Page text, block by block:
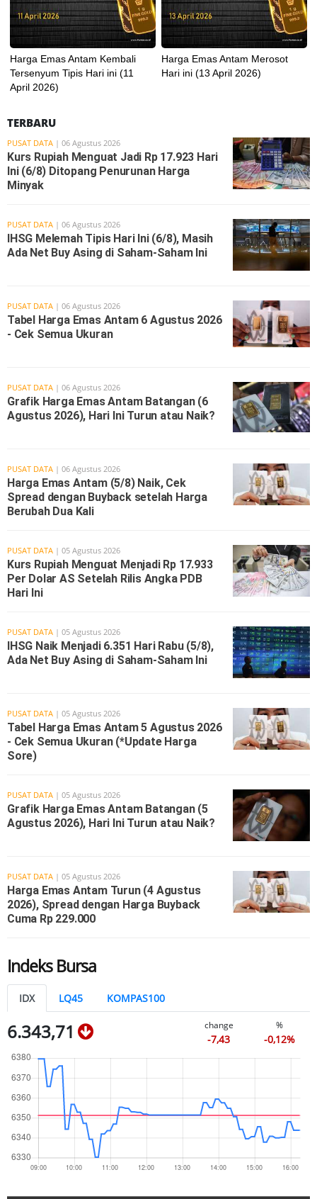
Harga Emas Antam Kembali
Tersenyum Tipis Hari ini (11
April 2026)
Harga Emas Antam Merosot
Hari ini (13 April 2026)
TERBARU
PUSAT DATA | 06 Agustus 2026
Kurs Rupiah Menguat Jadi Rp 17.923 Hari
Ini (6/8) Ditopang Penurunan Harga
Minyak
PUSAT DATA | 06 Agustus 2026
IHSG Melemah Tipis Hari Ini (6/8), Masih
Ada Net Buy Asing di Saham-Saham Ini
PUSAT DATA | 06 Agustus 2026
Tabel Harga Emas Antam 6 Agustus 2026
- Cek Semua Ukuran
PUSAT DATA | 06 Agustus 2026
Grafik Harga Emas Antam Batangan (6
Agustus 2026), Hari Ini Turun atau Naik?
PUSAT DATA | 06 Agustus 2026
Harga Emas Antam (5/8) Naik, Cek
Spread dengan Buyback setelah Harga
Berubah Dua Kali
PUSAT DATA | 05 Agustus 2026
Kurs Rupiah Menguat Menjadi Rp 17.933
Per Dolar AS Setelah Rilis Angka PDB
Hari Ini
PUSAT DATA | 05 Agustus 2026
IHSG Naik Menjadi 6.351 Hari Rabu (5/8),
Ada Net Buy Asing di Saham-Saham Ini
PUSAT DATA | 05 Agustus 2026
Tabel Harga Emas Antam 5 Agustus 2026
- Cek Semua Ukuran (*Update Harga
Sore)
PUSAT DATA | 05 Agustus 2026
Grafik Harga Emas Antam Batangan (5
Agustus 2026), Hari Ini Turun atau Naik?
PUSAT DATA | 05 Agustus 2026
Harga Emas Antam Turun (4 Agustus
2026), Spread dengan Harga Buyback
Cuma Rp 229.000
Indeks Bursa
IDX LQ45 KOMPAS100
6.343,71 change
-7,43
%
-0,12%